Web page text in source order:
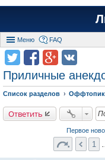
Меню FAQ
Приличные
Список разделов Оффтопик
Ответить
Первое
1